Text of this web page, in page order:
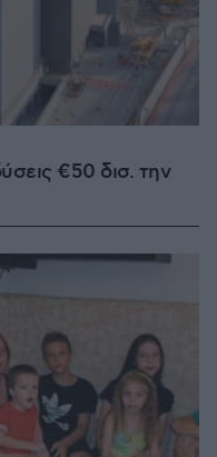
€50 δισ. την